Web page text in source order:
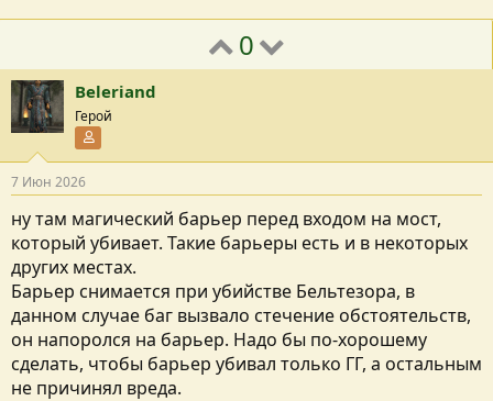
0
Beleriand
Герой
7 Июн 2026
ну там магический барьер перед входом на мост,
который убивает. Такие барьеры есть и в некоторых
других местах.
Барьер снимается при убийстве Бельтезора, в
данном случае баг вызвало стечение обстоятельств,
он напоролся на барьер. Надо бы по-хорошему
сделать, чтобы барьер убивал только ГГ, а остальным
не причинял вреда.